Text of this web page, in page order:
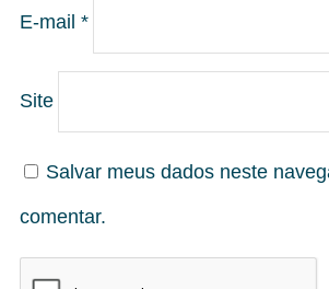
E-mail *
Site
Salvar meus dados neste
comentar.